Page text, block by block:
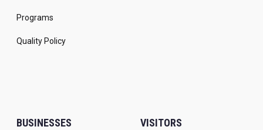
Programs
Quality Policy
BUSINESSES VISITORS